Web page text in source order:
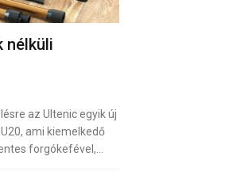
nélküli
az Ultenic egyik új
ami kiemelkedő
forgókefével,…